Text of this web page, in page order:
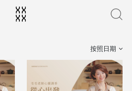
按照日期